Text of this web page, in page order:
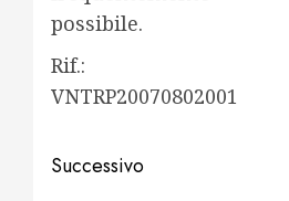
possibile.
Rif.:
VNTRP20070802001
Navigazione
Successivo